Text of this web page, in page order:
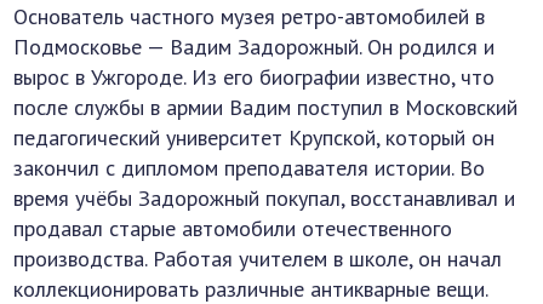
Основатель частного музея ретро-автомобилей в
Подмосковье — Вадим Задорожный. Он родился и
вырос в Ужгороде. Из его биографии известно, что
после службы в армии Вадим поступил в Московский
педагогический университет Крупской, который он
закончил с дипломом преподавателя истории. Во
время учёбы Задорожный покупал, восстанавливал и
продавал старые автомобили отечественного
производства. Работая учителем в школе, он начал
коллекционировать различные антикварные вещи.